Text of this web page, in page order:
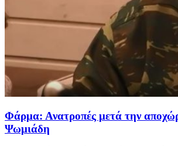
Φάρμα: Ανατροπές μετά την
Ψωμιάδη